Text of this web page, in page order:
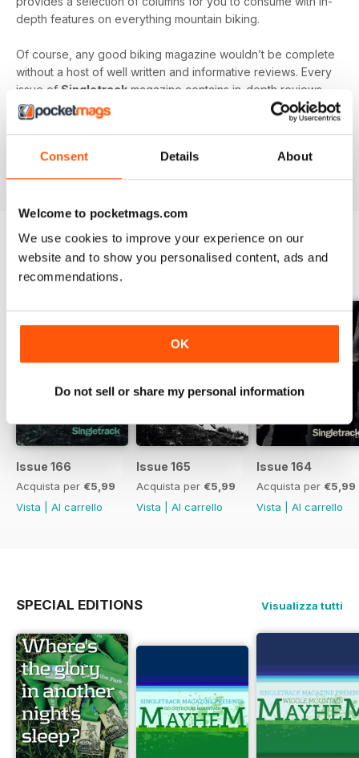
Consent Details About
Welcome to pocketmags.com
We use cookies to improve your experience on our
website and to show you personalised content, ads and
recommendations.
OK
Do not sell or share my personal information
depth features on everything mountain biking.
Of course, any good biking magazine wouldn’t be complete
without a host of well written and informative reviews. Every
issue of Singletrack magazine contains in-depth reviews
on a vast array of mountain biking gear - from starter bikes
to carbon fibre trail racers, plus trendy clothing and
EDIZIONI INDIETRO Visualizza tutti
Issue 166
Acquista per €5,99
Vista
Al carrello
Issue 165
Acquista per €5,99
Vista
Al carrello
Issue 164
Acquista per €5,99
Vista
Al carrello
SPECIAL EDITIONS Visualizza tutti